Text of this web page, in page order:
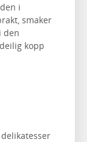
i
smaker
den
kopp